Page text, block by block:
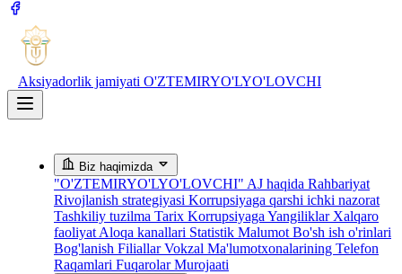
Aksiyadorlik jamiyati O'ZTEMIRYO'LYO'LOVCHI
Biz haqimizda
"O'ZTEMIRYO'LYO'LOVCHI" AJ haqida Rahbariyat
Rivojlanish strategiyasi Korrupsiyaga qarshi ichki nazorat
Tashkiliy tuzilma Tarix Korrupsiyaga Yangiliklar Xalqaro
faoliyat Aloqa kanallari Statistik Malumot Bo'sh ish o'rinlari
Bog'lanish FiliallarVokzal Ma'lumotxonalarining Telefon
Raqamlari Fuqarolar Murojaati